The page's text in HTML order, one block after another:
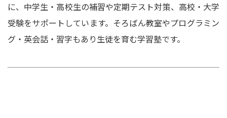
に、中学生・高校生の補習や定期テスト対策、高校・大学
受験をサポートしています。そろばん教室やプログラミン
グ・英会話・習字もあり生徒を育む学習塾です。